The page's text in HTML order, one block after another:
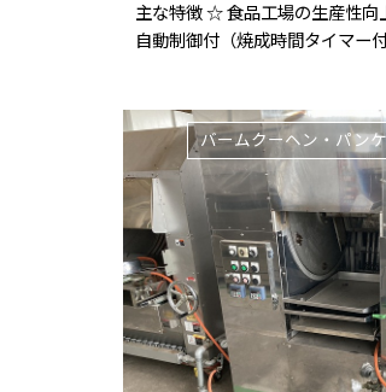
主な特徴 ☆ 食品工場の生産性
自動制御付（焼成時間タイマー
バームクーヘン・パン